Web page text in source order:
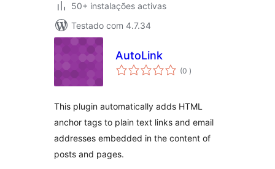
50+ instalações activas
Testado com 4.7.34
AutoLink
(0 classificações
)
This plugin automatically adds HTML
anchor tags to plain text links and email
addresses embedded in the content of
posts and pages.